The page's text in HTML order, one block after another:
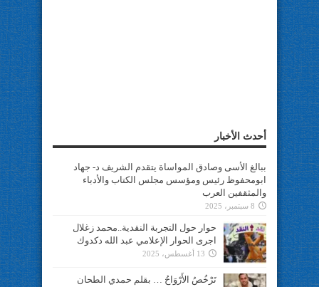
أحدث الأخبار
ببالغ الأسى وصادق المواساة يتقدم الشريف د- جهاد
ابومحفوظ رئيس ومؤسس مجلس الكتاب والأدباء
والمثقفين العرب
8 سبتمبر، 2025
حوار حول التجربة النقدية..محمد زغلال
اجرى الحوار الإعلامي عبد الله دكدوك
13 أغسطس، 2025
تَرْخُصُ الأَرْوَاحُ … بقلم حمدي الطحان